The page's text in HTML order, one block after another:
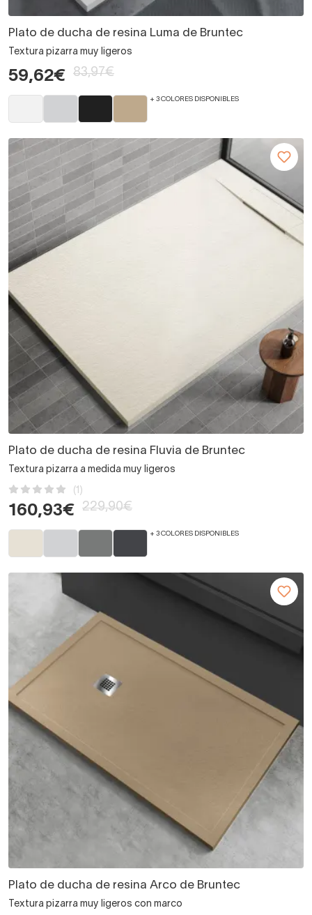
Plato de ducha de resina Luma de Bruntec
Textura pizarra muy ligeros
59,62€ 83,97€
+ 3 COLORES DISPONIBLES
Plato de ducha de resina Fluvia de Bruntec
Textura pizarra a medida muy ligeros
(1)
160,93€ 229,90€
+ 3 COLORES DISPONIBLES
Plato de ducha de resina Arco de Bruntec
Textura pizarra muy ligeros con marco